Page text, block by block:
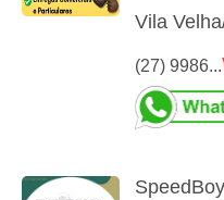
Vila
(27) 9986...